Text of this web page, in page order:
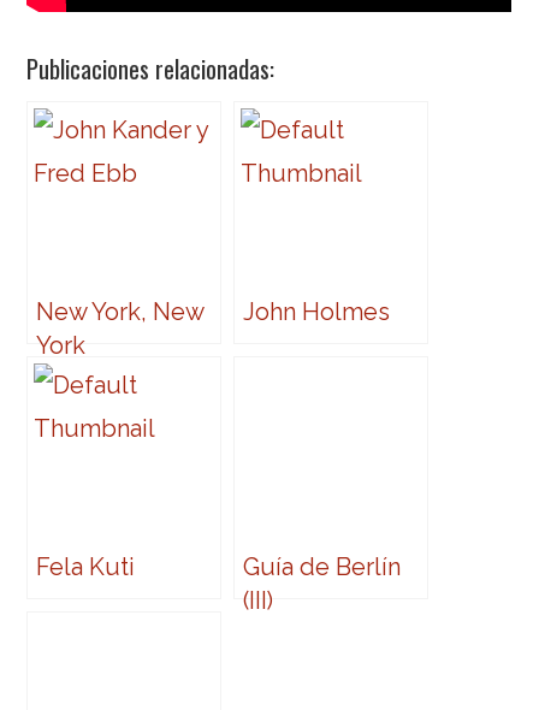
Publicaciones relacionadas:
New York, New
York
John Holmes
Fela Kuti
Guía de Berlín
(III)